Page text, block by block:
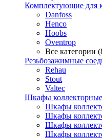
Комплектующие для
Danfoss
Henco
Hoobs
Oventrop
Все категории
Резьбозажимные
Rehau
Stout
Valtec
Шкафы
Шкафы
Шкафы
Шкафы
Шкафы